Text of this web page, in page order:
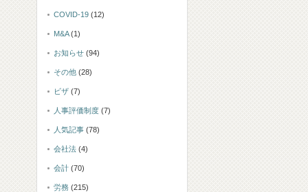
COVID-19 (12)
M&A(1)
お知らせ (94)
その他 (28)
ビザ (7)
人事評価制度 (7)
人気記事 (78)
会社法 (4)
会計 (70)
労務 (215)